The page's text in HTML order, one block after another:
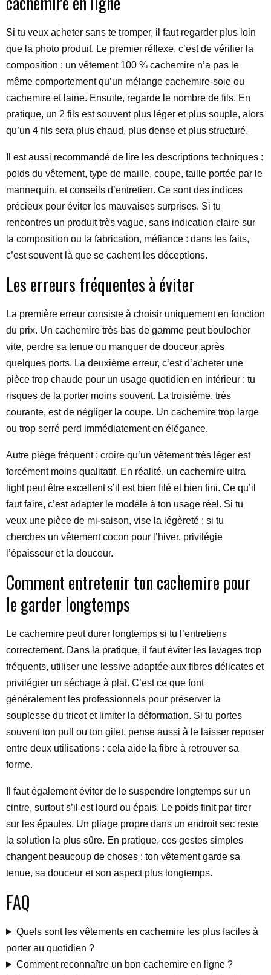
Si tu veux acheter sans te tromper, il faut regarder plus loin
que la photo produit. Le premier réflexe, c’est de vérifier la
composition : un vêtement 100 % cachemire n’a pas le
même comportement qu’un mélange cachemire-soie ou
cachemire et laine. Ensuite, regarde le nombre de fils. En
pratique, un 2 fils est souvent plus léger et plus souple, alors
qu’un 4 fils sera plus chaud, plus dense et plus structuré.
Il est aussi recommandé de lire les descriptions techniques :
poids du vêtement, type de maille, coupe, taille portée par le
mannequin, et conseils d’entretien. Ce sont des indices
précieux pour éviter les mauvaises surprises. Si tu
rencontres un produit très vague, sans indication claire sur
la composition ou la fabrication, méfiance : dans les faits,
c’est souvent là que se cachent les déceptions.
Les erreurs fréquentes à éviter
La première erreur consiste à choisir uniquement en fonction
du prix. Un cachemire très bas de gamme peut boulocher
vite, perdre sa tenue ou manquer de douceur après
quelques ports. La deuxième erreur, c’est d’acheter une
pièce trop chaude pour un usage quotidien en intérieur : tu
risques de la porter moins souvent. La troisième, très
courante, est de négliger la coupe. Un cachemire trop large
ou trop serré perd immédiatement en élégance.
Autre piège fréquent : croire qu’un vêtement très léger est
forcément moins qualitatif. En réalité, un cachemire ultra
light peut être excellent s’il est bien filé et bien fini. Ce qu’il
faut faire, c’est adapter le modèle à ton usage réel. Si tu
veux une pièce de mi-saison, vise la légèreté ; si tu
cherches un vêtement cocon pour l’hiver, privilégie
l’épaisseur et la douceur.
Comment entretenir ton cachemire pour
le garder longtemps
Le cachemire peut durer longtemps si tu l’entretiens
correctement. Dans la pratique, il faut éviter les lavages trop
fréquents, utiliser une lessive adaptée aux fibres délicates et
privilégier un séchage à plat. C’est ce que font
généralement les professionnels pour préserver la
souplesse du tricot et limiter la déformation. Si tu portes
souvent ton pull ou ton gilet, pense aussi à le laisser reposer
entre deux utilisations : cela aide la fibre à retrouver sa
forme.
Il faut également éviter de le suspendre longtemps sur un
cintre, surtout s’il est lourd ou épais. Le poids finit par tirer
sur les épaules. Un pliage propre dans un endroit sec reste
la solution la plus sûre. En pratique, ces gestes simples
changent beaucoup de choses : ton vêtement garde sa
tenue, sa douceur et son aspect plus longtemps.
FAQ
Quels sont les vêtements en cachemire les plus faciles à
porter au quotidien ?
Comment reconnaître un bon cachemire en ligne ?